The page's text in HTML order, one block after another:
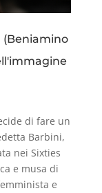
(Beniamino
di fare un
Barbini,
nei Sixties
e musa di
e